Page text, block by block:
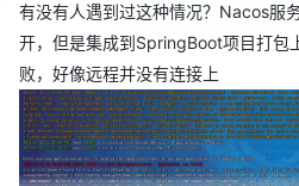
有没有人遇到过这种情况？Nacos服
开，但是集成到SpringBoot项目打包
败，好像远程并没有连接上